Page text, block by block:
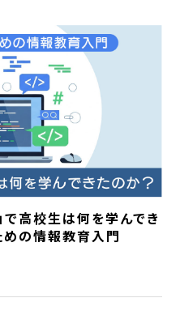
で高校生は何を学んでき
の情報教育入門